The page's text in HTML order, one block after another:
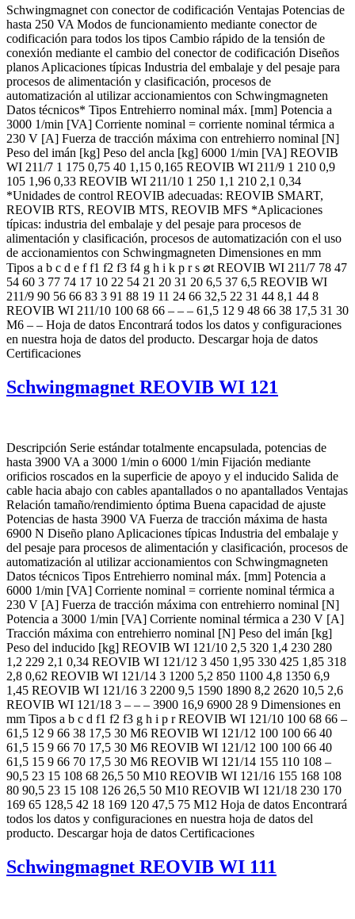
Schwingmagnet con conector de codificación Ventajas Potencias de
hasta 250 VA Modos de funcionamiento mediante conector de
codificación para todos los tipos Cambio rápido de la tensión de
conexión mediante el cambio del conector de codificación Diseños
planos Aplicaciones típicas Industria del embalaje y del pesaje para
procesos de alimentación y clasificación, procesos de
automatización al utilizar accionamientos con Schwingmagneten
Datos técnicos* Tipos Entrehierro nominal máx. [mm] Potencia a
3000 1/min [VA] Corriente nominal = corriente nominal térmica a
230 V [A] Fuerza de tracción máxima con entrehierro nominal [N]
Peso del imán [kg] Peso del ancla [kg] 6000 1/min [VA] REOVIB
WI 211/7 1 175 0,75 40 1,15 0,165 REOVIB WI 211/9 1 210 0,9
105 1,96 0,33 REOVIB WI 211/10 1 250 1,1 210 2,1 0,34
*Unidades de control REOVIB adecuadas: REOVIB SMART,
REOVIB RTS, REOVIB MTS, REOVIB MFS *Aplicaciones
típicas: industria del embalaje y del pesaje para procesos de
alimentación y clasificación, procesos de automatización con el uso
de accionamientos con Schwingmagneten Dimensiones en mm
Tipos a b c d e f f1 f2 f3 f4 g h i k p r s ⌀t REOVIB WI 211/7 78 47
54 60 3 77 74 17 10 22 54 21 20 31 20 6,5 37 6,5 REOVIB WI
211/9 90 56 66 83 3 91 88 19 11 24 66 32,5 22 31 44 8,1 44 8
REOVIB WI 211/10 100 68 66 – – – 61,5 12 9 48 66 38 17,5 31 30
M6 – – Hoja de datos Encontrará todos los datos y configuraciones
en nuestra hoja de datos del producto. Descargar hoja de datos
Certificaciones
Schwingmagnet REOVIB WI 121
Descripción Serie estándar totalmente encapsulada, potencias de
hasta 3900 VA a 3000 1/min o 6000 1/min Fijación mediante
orificios roscados en la superficie de apoyo y el inducido Salida de
cable hacia abajo con cables apantallados o no apantallados Ventajas
Relación tamaño/rendimiento óptima Buena capacidad de ajuste
Potencias de hasta 3900 VA Fuerza de tracción máxima de hasta
6900 N Diseño plano Aplicaciones típicas Industria del embalaje y
del pesaje para procesos de alimentación y clasificación, procesos de
automatización al utilizar accionamientos con Schwingmagneten
Datos técnicos Tipos Entrehierro nominal máx. [mm] Potencia a
6000 1/min [VA] Corriente nominal = corriente nominal térmica a
230 V [A] Fuerza de tracción máxima con entrehierro nominal [N]
Potencia a 3000 1/min [VA] Corriente nominal térmica a 230 V [A]
Tracción máxima con entrehierro nominal [N] Peso del imán [kg]
Peso del inducido [kg] REOVIB WI 121/10 2,5 320 1,4 230 280
1,2 229 2,1 0,34 REOVIB WI 121/12 3 450 1,95 330 425 1,85 318
2,8 0,62 REOVIB WI 121/14 3 1200 5,2 850 1100 4,8 1350 6,9
1,45 REOVIB WI 121/16 3 2200 9,5 1590 1890 8,2 2620 10,5 2,6
REOVIB WI 121/18 3 – – – 3900 16,9 6900 28 9 Dimensiones en
mm Tipos a b c d f1 f2 f3 g h i p r REOVIB WI 121/10 100 68 66 –
61,5 12 9 66 38 17,5 30 M6 REOVIB WI 121/12 100 100 66 40
61,5 15 9 66 70 17,5 30 M6 REOVIB WI 121/12 100 100 66 40
61,5 15 9 66 70 17,5 30 M6 REOVIB WI 121/14 155 110 108 –
90,5 23 15 108 68 26,5 50 M10 REOVIB WI 121/16 155 168 108
80 90,5 23 15 108 126 26,5 50 M10 REOVIB WI 121/18 230 170
169 65 128,5 42 18 169 120 47,5 75 M12 Hoja de datos Encontrará
todos los datos y configuraciones en nuestra hoja de datos del
producto. Descargar hoja de datos Certificaciones
Schwingmagnet REOVIB WI 111